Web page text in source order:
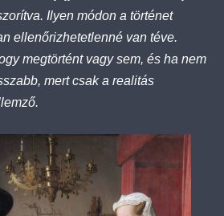
Ilyen módon a történet
ellenőrizhetetlenné van téve.
megtörtént vagy sem, és ha nem
mert csak a realitás